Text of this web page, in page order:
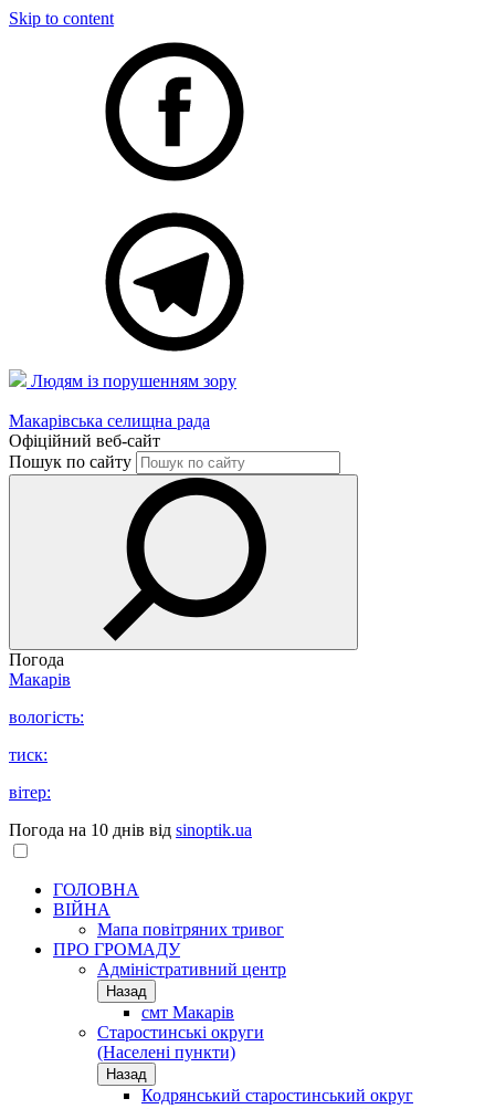
Skip to content
Людям із порушенням зору
Макарівська селищна рада
Офіційний веб-сайт
Пошук по сайту
Погода
Макарів
вологість:
тиск:
вітер:
Погода на 10 днів від sinoptik.ua
ГОЛОВНА
ВІЙНА
Мапа повітряних тривог
ПРО ГРОМАДУ
Aдміністративний центр
Назад
смт Макарів
Старостинські округи
(Населені пункти)
Назад
Кодрянський старостинський округ